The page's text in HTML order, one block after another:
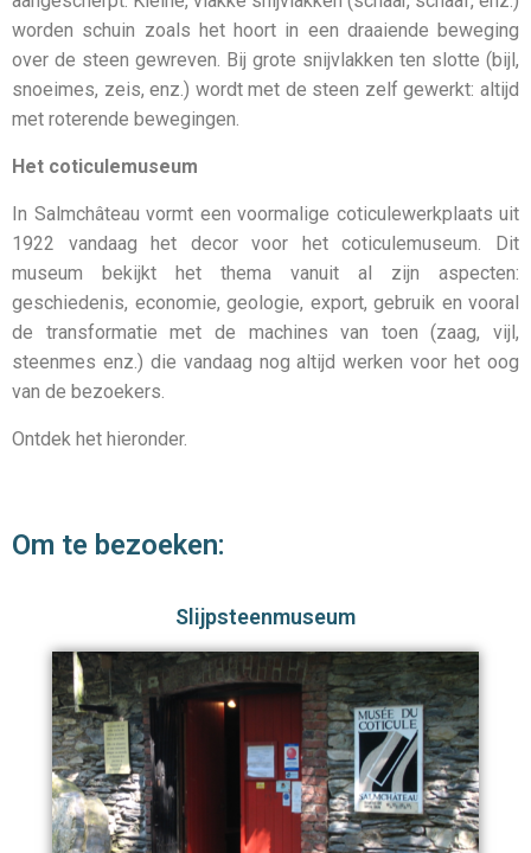
worden schuin zoals het hoort in een draaiende beweging
over de steen gewreven. Bij grote snijvlakken ten slotte (bijl,
snoeimes, zeis, enz.) wordt met de steen zelf gewerkt: altijd
met roterende bewegingen.
Het coticulemuseum
In Salmchâteau vormt een voormalige coticulewerkplaats uit
1922 vandaag het decor voor het coticulemuseum. Dit
museum bekijkt het thema vanuit al zijn aspecten:
geschiedenis, economie, geologie, export, gebruik en vooral
de transformatie met de machines van toen (zaag, vijl,
steenmes enz.) die vandaag nog altijd werken voor het oog
van de bezoekers.
Ontdek het hieronder.
Om te bezoeken:
Slijpsteenmuseum